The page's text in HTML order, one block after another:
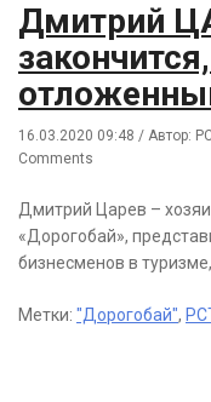
Дмитрий
16.03.2020 09:48 / Автор:
Comments
Дмитрий Царев –
«Дорогобай»,
бизнесменов в
Метки: "Дорогобай",